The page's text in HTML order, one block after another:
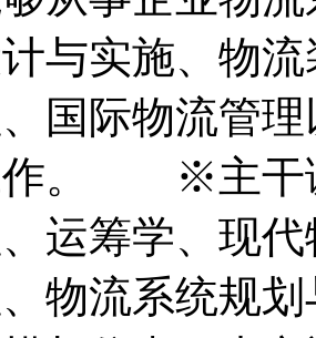
与实施、物
国际物流管
作。 ※主干
运筹学、现
物流系统规